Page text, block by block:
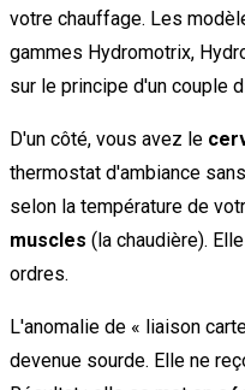
votre chauffage. Les
gammes Hydromotrix,
sur le principe d'un couple
D'un côté, vous avez le
thermostat d'ambiance
selon la température de
muscles (la chaudière).
ordres.
L'anomalie de « liaison
devenue sourde. Elle ne